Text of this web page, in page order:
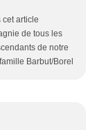
article
de tous les
de notre
Barbut/Borel